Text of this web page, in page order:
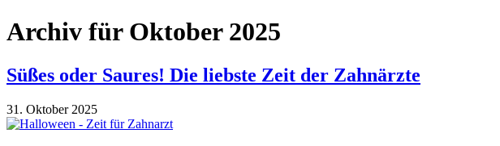
Archiv für Oktober 2025
Süßes oder Saures! Die liebste Zeit der Zahnärzte
31. Oktober 2025